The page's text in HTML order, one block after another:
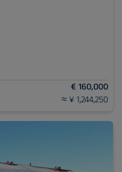
€ 160,000
≈ ¥ 1,244,250